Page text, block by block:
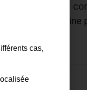
d’une
du
cas,